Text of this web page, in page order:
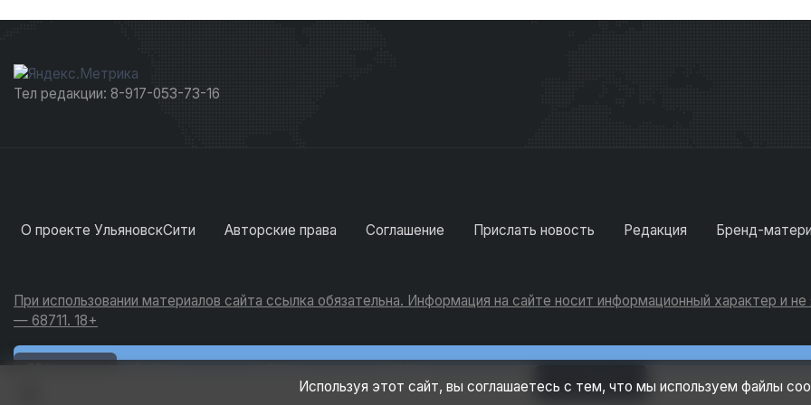
Тел редакции: 8-917-053-73-16
О проекте УльяновскСити Авторские права Соглашение Прислать новость Редакция Бренд-
При использовании материалов сайта ссылка обязательна. Информация на сайте носит информационный характер
— 68711. 18+
Добавить
Используя этот сайт, вы соглашаетесь с тем, что мы используем файлы